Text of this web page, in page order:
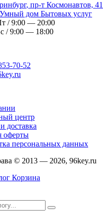
, пр-т Космонавтов, 41
дом Бытовых услуг
/ 9:00 — 20:00
/ 9:00 — 18:00
70-52
центр
доставка
оферты
персональных данных
© 2013 — 2026, 96key.ru
Корзина